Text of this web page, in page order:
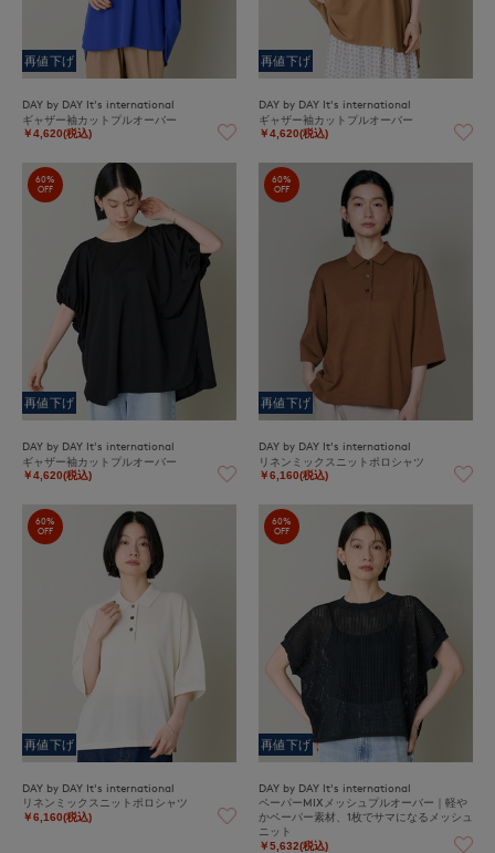
再値下げ
DAY by DAY It's international
ギャザー袖カットプルオーバー
￥4,620(税込)
再値下げ
DAY by DAY It's international
ギャザー袖カットプルオーバー
￥4,620(税込)
60%
OFF
再値下げ
DAY by DAY It's international
ギャザー袖カットプルオーバー
￥4,620(税込)
60%
OFF
再値下げ
DAY by DAY It's international
リネンミックスニットポロシャツ
￥6,160(税込)
60%
OFF
再値下げ
DAY by DAY It's international
リネンミックスニットポロシャツ
￥6,160(税込)
60%
OFF
再値下げ
DAY by DAY It's international
ペーパーMIXメッシュプルオーバー｜軽や
かペーパー素材、1枚でサマになるメッシュ
ニット
￥5,632(税込)